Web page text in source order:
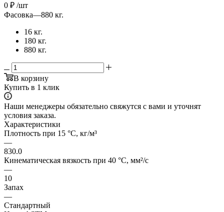
0 ₽ /шт
Фасовка—880 кг.
16 кг.
180 кг.
880 кг.
В корзину
Купить в 1 клик
Наши менеджеры обязательно свяжутся с вами и уточнят
условия заказа.
Характеристики
Плотность при 15 °C, кг/м³
—
830.0
Кинематическая вязкость при 40 °C, мм²/с
—
10
Запах
—
Стандартный